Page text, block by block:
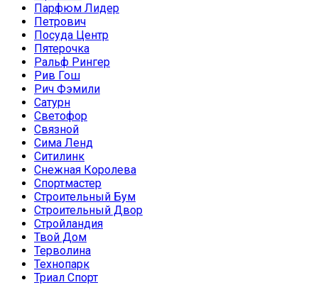
Парфюм Лидер
Петрович
Посуда Центр
Пятерочка
Ральф Рингер
Рив Гош
Рич Фэмили
Сатурн
Светофор
Связной
Сима Ленд
Ситилинк
Снежная Королева
Спортмастер
Строительный Бум
Строительный Двор
Стройландия
Твой Дом
Терволина
Технопарк
Триал Спорт